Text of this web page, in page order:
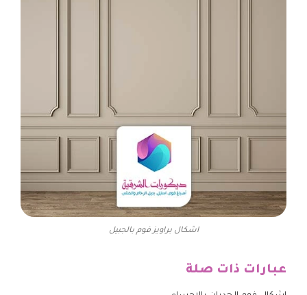
اشكال براويز فوم بالجبيل
عبارات ذات صلة